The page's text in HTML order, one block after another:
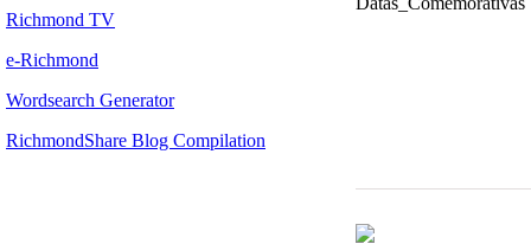
Richmond TV
e-Richmond
Wordsearch Generator
RichmondShare Blog Compilation